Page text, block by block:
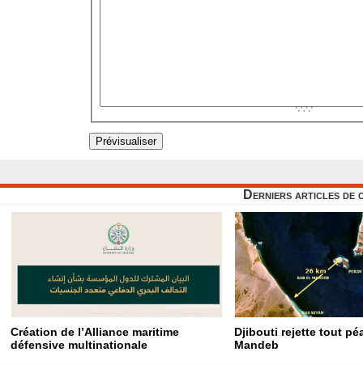
Derniers articles de
Création de l’Alliance maritime
défensive multinationale
Djibouti rejette tout
Mandeb